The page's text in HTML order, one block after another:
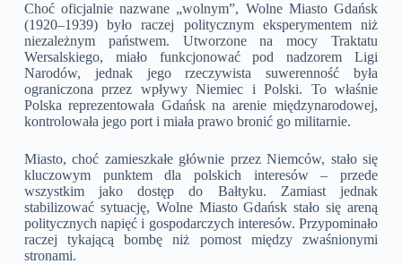
Choć oficjalnie nazwane „wolnym”, Wolne Miasto Gdańsk
(1920–1939) było raczej politycznym eksperymentem niż
niezależnym państwem. Utworzone na mocy Traktatu
Wersalskiego, miało funkcjonować pod nadzorem Ligi
Narodów, jednak jego rzeczywista suwerenność była
ograniczona przez wpływy Niemiec i Polski. To właśnie
Polska reprezentowała Gdańsk na arenie międzynarodowej,
kontrolowała jego port i miała prawo bronić go militarnie.
Miasto, choć zamieszkałe głównie przez Niemców, stało się
kluczowym punktem dla polskich interesów – przede
wszystkim jako dostęp do Bałtyku. Zamiast jednak
stabilizować sytuację, Wolne Miasto Gdańsk stało się areną
politycznych napięć i gospodarczych interesów. Przypominało
raczej tykającą bombę niż pomost między zwaśnionymi
stronami.